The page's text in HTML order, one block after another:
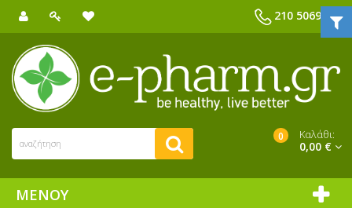
210 5069039
0 Καλάθι:
0,00 €
ΜΕΝΟΎ